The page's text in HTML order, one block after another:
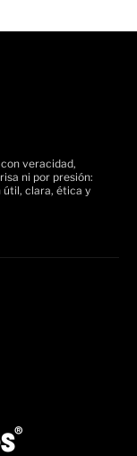
veracidad,
ni por presión:
clara, ética y